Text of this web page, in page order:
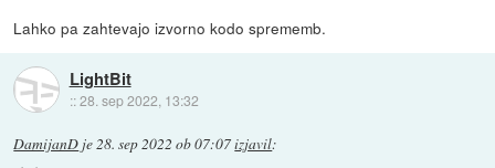
Lahko pa zahtevajo izvorno kodo sprememb.
LightBit
::28. sep 2022, 13:32
DamijanD je28. sep 2022 ob 07:07izjavil: